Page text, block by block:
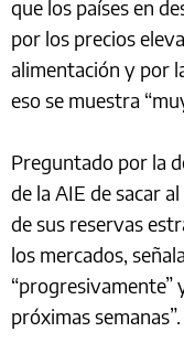
que los países en
por los precios
alimentación y por
eso se muestra
Preguntado por la
de la AIE de sacar
de sus reservas
los mercados,
“progresivamente”
próximas semanas”.